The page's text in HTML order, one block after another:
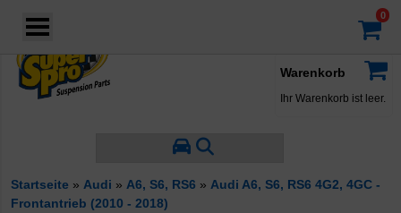
Warenkorb
Ihr Warenkorb ist leer.
Startseite » Audi » A6, S6, RS6 » Audi A6, S6, RS6 4G2, 4GC -
Frontantrieb (2010 - 2018)